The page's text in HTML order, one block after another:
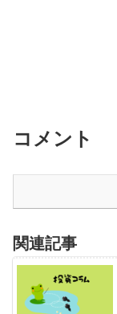
コメント
関連記事